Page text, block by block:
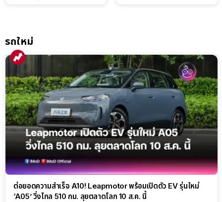
รถใหม่
ต่อยอดความสำเร็จ A10! Leapmotor พร้อมเปิดตัว EV รุ่นใหม่
‘A05’ วิ่งไกล 510 กม. ลุยตลาดโลก 10 ส.ค. นี้